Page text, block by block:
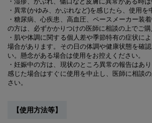
・異常(かゆみ、かぶれなど)を感じたら、使用を
・糖尿病、心疾患、高血圧、ペースメーカー装
の方は、必ずかかりつけの医師に相談の上でご購
・肌や体調に関する個人差や季節特有の症状に
場合があります。その日の体調や健康状態を確
い。懸念がある場合は使用をお控えください。
・妊娠中の方は、現状のところ異常の報告はあ
感じた場合はすぐに使用を中止し、医師に相談
さい。
【使用方法等】